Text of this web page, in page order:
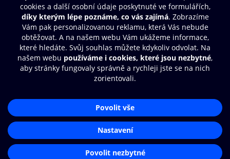
Moje O2 Knihovna
Další zábava
© O2 Czech Republic a.s.
Přístupnost
Zásady zpracování osobních údajů
Nastavení cookies
Aplikace O2 Knihovna
Čti a poslouchej své e-knihy a
audioknihy rychleji a pohodlněji.